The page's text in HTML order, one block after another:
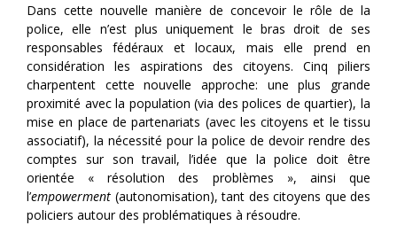
Dans cette nouvelle manière de concevoir le rôle de la
police, elle n’est plus uniquement le bras droit de ses
responsables fédéraux et locaux, mais elle prend en
considération les aspirations des citoyens. Cinq piliers
charpentent cette nouvelle approche: une plus grande
proximité avec la population (via des polices de quartier), la
mise en place de partenariats (avec les citoyens et le tissu
associatif), la nécessité pour la police de devoir rendre des
comptes sur son travail, l’idée que la police doit être
orientée « résolution des problèmes », ainsi que
l’empowerment (autonomisation), tant des citoyens que des
policiers autour des problématiques à résoudre.